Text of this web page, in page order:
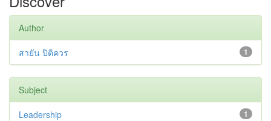
Author
1
สายัน ปิติควร
Subject
1
Leadership